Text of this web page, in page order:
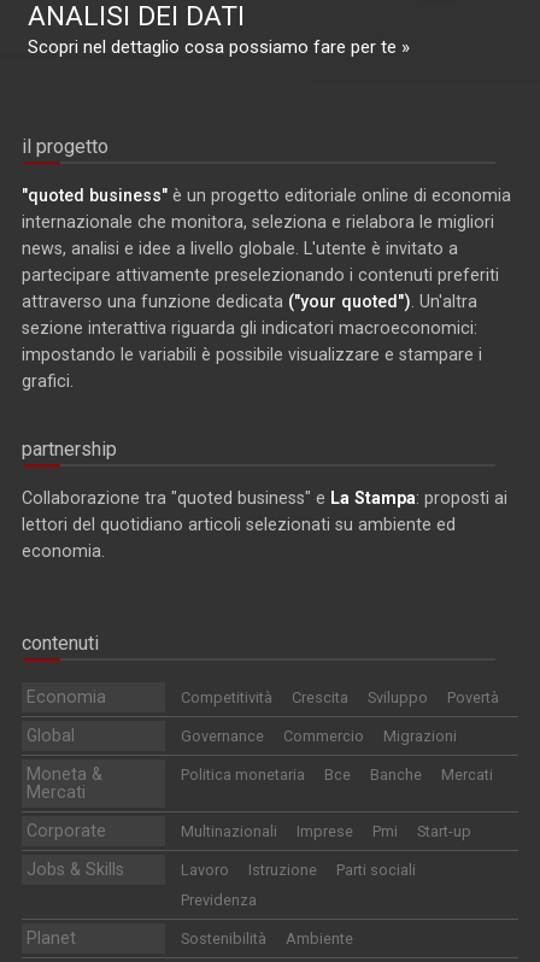
ANALISI DEI DATI
Scopri nel dettaglio cosa possiamo fare per te »
il progetto
"quoted business" è un progetto editoriale online di economia
internazionale che monitora, seleziona e rielabora le migliori
news, analisi e idee a livello globale. L'utente è invitato a
partecipare attivamente preselezionando i contenuti preferiti
attraverso una funzione dedicata ("your quoted"). Un'altra
sezione interattiva riguarda gli indicatori macroeconomici:
impostando le variabili è possibile visualizzare e stampare i
grafici.
partnership
Collaborazione tra "quoted business" e La Stampa: proposti ai
lettori del quotidiano articoli selezionati su ambiente ed
economia.
contenuti
Economia Competitività Crescita Sviluppo Povertà
Global Governance Commercio Migrazioni
Moneta &
Mercati
Politica monetaria Bce Banche Mercati
Corporate Multinazionali Imprese Pmi Start-up
Jobs & Skills Lavoro Istruzione
Parti sociali
Previdenza
Planet Sostenibilità Ambiente